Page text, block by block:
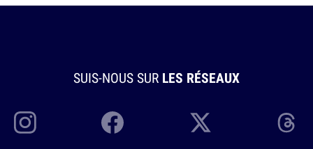
SUIS-NOUS SUR LES RÉSEAUX